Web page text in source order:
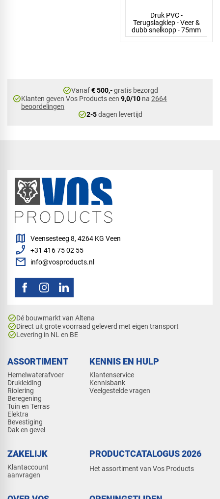
Druk PVC -
Terugslagklep - Veer &
dubb snelkopp - 75mm
check_circleVanaf€ 500,-gratis bezorgd
check_circleKlanten geven Vos Products een9,0/10 na2664
beoordelingen
check_circle2-5dagen levertijd
ASSORTIMENT
Hemelwaterafvoer
Drukleiding
Riolering
Beregening
Tuin en Terras
Elektra
Bevestiging
Dak en gevel
KENNIS EN HULP
Klantenservice
Kennisbank
Veelgestelde vragen
ZAKELIJK
Klantaccount
aanvragen
PRODUCTCATALOGUS 2026
Het assortiment van Vos Products
map Veensesteeg 8, 4264 KG Veen
phone_enabled +31 416 75 02 55
mail info@vosproducts.nl
check_circleDé bouwmarkt van Altena
check_circleDirect uit grote voorraad geleverd met eigen transport
check_circleLevering in NL en BE